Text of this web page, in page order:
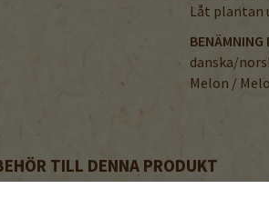
Låt plantan
BENÄMNING
danska/
Melon /
TILL DENNA PRODUKT